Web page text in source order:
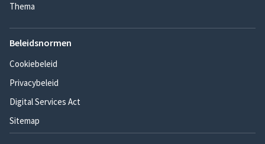
Thema
Beleidsnormen
Cookiebeleid
Privacybeleid
Digital Services Act
Sitemap